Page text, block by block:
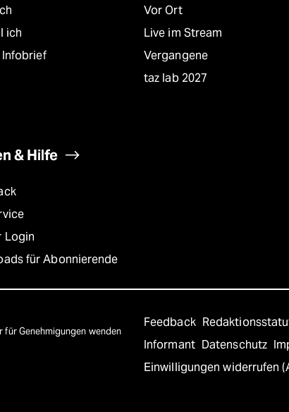
ich
Vor Ort
Live im Stream
Vergangene
taz lab 2027
& Hilfe
Login
für Abonnierende
Genehmigungen wenden
Feedback
Informant Datenschutz
Einwilligungen widerrufen